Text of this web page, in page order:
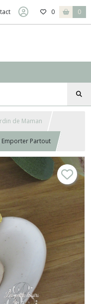
0 0
de Maman
Emporter Partout